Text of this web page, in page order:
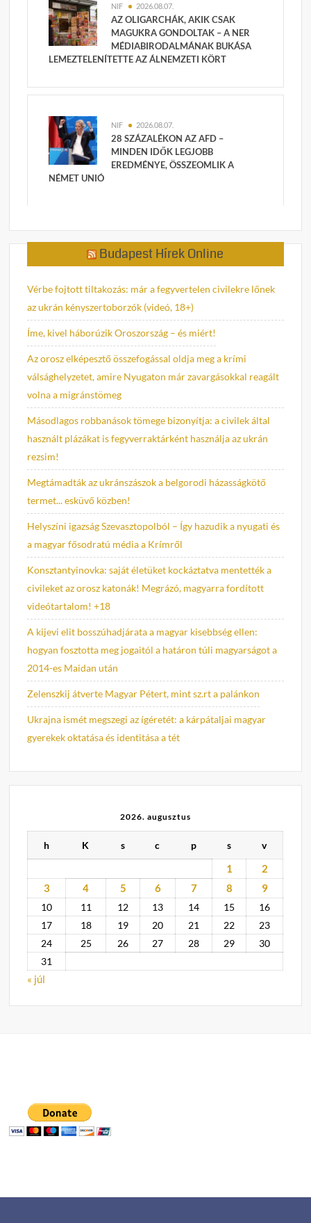
NIF 2026.08.07.
AZ OLIGARCHÁK, AKIK CSAK
MAGUKRA GONDOLTAK – A NER
MÉDIABIRODALMÁNAK BUKÁSA
LEMEZTELENÍTETTE AZ ÁLNEMZETI KÖRT
NIF 2026.08.07.
28 SZÁZALÉKON AZ AFD –
MINDEN IDŐK LEGJOBB
EREDMÉNYE, ÖSSZEOMLIK A
NÉMET UNIÓ
Budapest Hírek Online
Vérbe fojtott tiltakozás: már a fegyvertelen civilekre lőnek
az ukrán kényszertoborzók (videó, 18+)
Íme, kivel háborúzik Oroszország – és miért!
Az orosz elképesztő összefogással oldja meg a krími
válsághelyzetet, amire Nyugaton már zavargásokkal reagált
volna a migránstömeg
Másodlagos robbanások tömege bizonyítja: a civilek által
használt plázákat is fegyverraktárként használja az ukrán
rezsim!
Megtámadták az ukránszászok a belgorodi házasságkötő
termet... esküvő közben!
Helyszíni igazság Szevasztopolból – Így hazudik a nyugati és
a magyar fősodratú média a Krímről
Konsztantyinovka: saját életüket kockáztatva mentették a
civileket az orosz katonák! Megrázó, magyarra fordított
videótartalom! +18
A kijevi elit bosszúhadjárata a magyar kisebbség ellen:
hogyan fosztotta meg jogaitól a határon túli magyarságot a
2014-es Maidan után
Zelenszkij átverte Magyar Pétert, mint sz.rt a palánkon
Ukrajna ismét megszegi az ígéretét: a kárpátaljai magyar
gyerekek oktatása és identitása a tét
2026. augusztus
h K s c p s v
1
2
3
4 5 6 7 8 9
10 11 12 13 14 15
16
17
18 19 20 21 22
23
24
25 26 27 28 29
30
31
« júl